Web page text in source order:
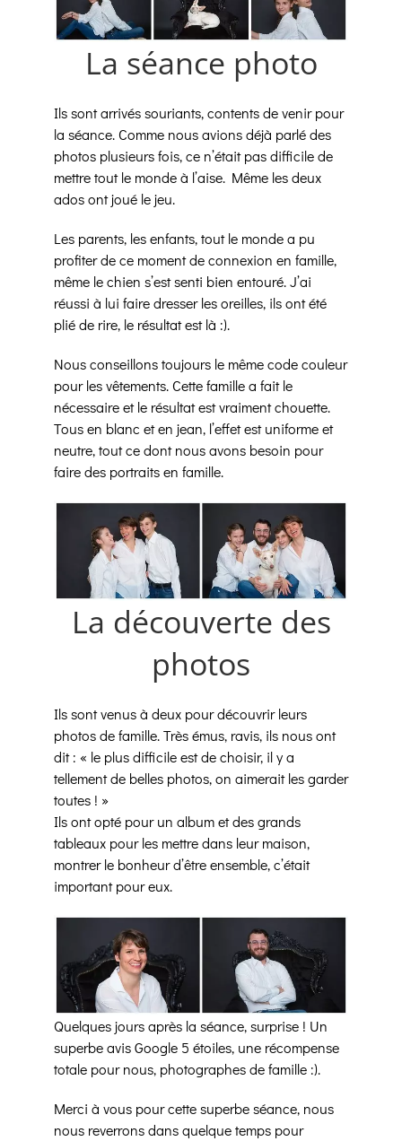
La séance photo
Ils sont arrivés souriants, contents de venir pour
la séance. Comme nous avions déjà parlé des
photos plusieurs fois, ce n’était pas difficile de
mettre tout le monde à l’aise. Même les deux
ados ont joué le jeu.
Les parents, les enfants, tout le monde a pu
profiter de ce moment de connexion en famille,
même le chien s’est senti bien entouré. J’ai
réussi à lui faire dresser les oreilles, ils ont été
plié de rire, le résultat est là :).
Nous conseillons toujours le même code couleur
pour les vêtements. Cette famille a fait le
nécessaire et le résultat est vraiment chouette.
Tous en blanc et en jean, l’effet est uniforme et
neutre, tout ce dont nous avons besoin pour
faire des portraits en famille.
La découverte des
photos
Ils sont venus à deux pour découvrir leurs
photos de famille. Très émus, ravis, ils nous ont
dit : « le plus difficile est de choisir, il y a
tellement de belles photos, on aimerait les garder
toutes ! »
Ils ont opté pour un album et des grands
tableaux pour les mettre dans leur maison,
montrer le bonheur d’être ensemble, c’était
important pour eux.
Quelques jours après la séance, surprise ! Un
superbe avis Google 5 étoiles, une récompense
totale pour nous, photographes de famille :).
Merci à vous pour cette superbe séance, nous
nous reverrons dans quelque temps pour